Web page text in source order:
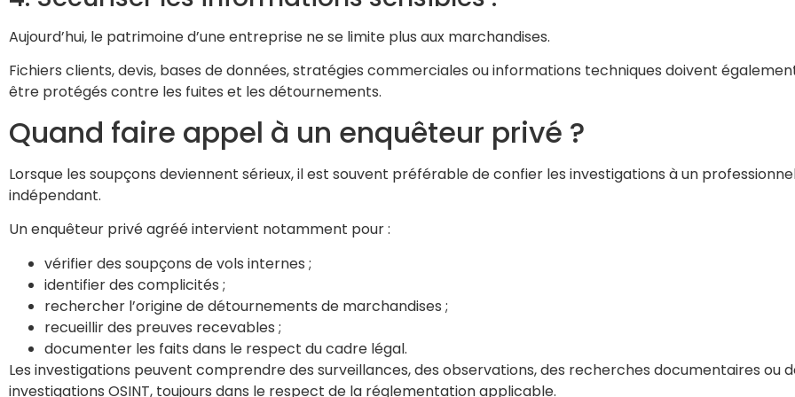
Aujourd’hui, le patrimoine d’une entreprise ne se limite plus aux marchandises.
Fichiers clients, devis, bases de données, stratégies commerciales ou informations techniques doivent
être protégés contre les fuites et les détournements.
Quand faire appel à un enquêteur privé ?
Lorsque les soupçons deviennent sérieux, il est souvent préférable de confier les investigations à un
indépendant.
Un enquêteur privé agréé intervient notamment pour :
vérifier des soupçons de vols internes ;
identifier des complicités ;
rechercher l’origine de détournements de marchandises ;
recueillir des preuves recevables ;
documenter les faits dans le respect du cadre légal.
Les investigations peuvent comprendre des surveillances, des observations, des recherches documentaires ou
investigations OSINT, toujours dans le respect de la réglementation applicable.